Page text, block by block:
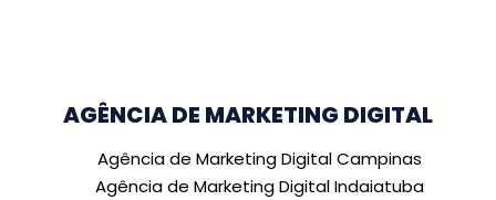
AGÊNCIA DE MARKETING DIGITAL
Agência de Marketing Digital Campinas
Agência de Marketing Digital Indaiatuba